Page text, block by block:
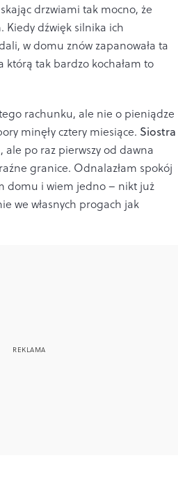
drzwiami tak mocno, że
Kiedy dźwięk silnika ich
w domu znów zapanowała ta
którą tak bardzo kochałam to
rachunku, ale nie o pieniądze
minęły cztery miesiące. Siostra
, ale po raz pierwszy od dawna
granice. Odnalazłam spokój
domu i wiem jedno – nikt już
we własnych progach jak